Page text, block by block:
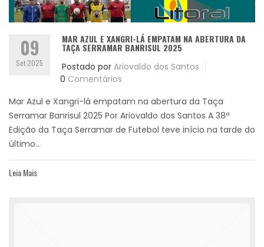
09
Set 2025
MAR AZUL E XANGRI-LÁ EMPATAM NA ABERTURA DA
TAÇA SERRAMAR BANRISUL 2025
Postado por Ariovaldo dos Santos
0 Comentários
Mar Azul e Xangri-lá empatam na abertura da Taça
Serramar Banrisul 2025 Por Ariovaldo dos Santos A 38ª
Edição da Taça Serramar de Futebol teve início na tarde do
último...
Leia Mais